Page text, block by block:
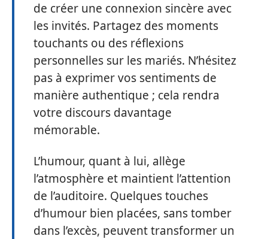
de créer une connexion sincère avec
les invités. Partagez des moments
touchants ou des réflexions
personnelles sur les mariés. N’hésitez
pas à exprimer vos sentiments de
manière authentique ; cela rendra
votre discours davantage
mémorable.
L’humour, quant à lui, allège
l’atmosphère et maintient l’attention
de l’auditoire. Quelques touches
d’humour bien placées, sans tomber
dans l’excès, peuvent transformer un